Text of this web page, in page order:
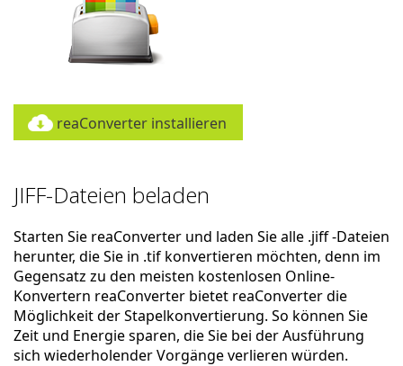
reaConverter installieren
JIFF-Dateien beladen
Starten Sie reaConverter und laden Sie alle .jiff -Dateien
herunter, die Sie in .tif konvertieren möchten, denn im
Gegensatz zu den meisten kostenlosen Online-
Konvertern reaConverter bietet reaConverter die
Möglichkeit der Stapelkonvertierung. So können Sie
Zeit und Energie sparen, die Sie bei der Ausführung
sich wiederholender Vorgänge verlieren würden.